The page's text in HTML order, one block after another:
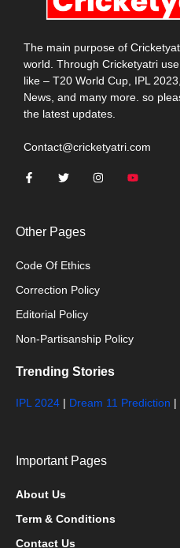
The main purpose of
world. Through Cricketyatri
like – T20 World Cup, IPL
News, and many more. so
the latest updates.
Contact@cricketyatri.com
Other Pages
Code Of Ethics
Correction Policy
Editorial Policy
Non-Partisanship Policy
Trending Stories
IPL 2024 | Dream 11 Prediction |
Important Pages
About Us
Term & Conditions
Contact Us